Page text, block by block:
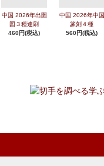
中国 2026年出圉
図３種連刷
460円(税込)
中国 2026年中国
篆刻４種
560円(税込)